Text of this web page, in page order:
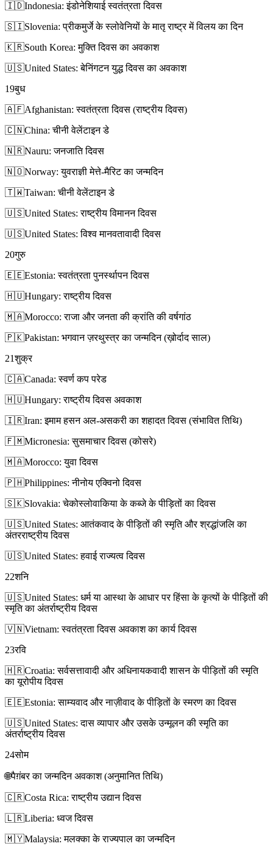
🇮🇩Indonesia: इंडोनेशियाई स्वतंत्रता दिवस
🇸🇮Slovenia: प्रीकमुर्जे के स्लोवेनियों के मातृ राष्ट्र में विलय का दिन
🇰🇷South Korea: मुक्ति दिवस का अवकाश
🇺🇸United States: बेनिंगटन युद्ध दिवस का अवकाश
19बुध
🇦🇫Afghanistan: स्वतंत्रता दिवस (राष्ट्रीय दिवस)
🇨🇳China: चीनी वेलेंटाइन डे
🇳🇷Nauru: जनजाति दिवस
🇳🇴Norway: युवराज्ञी मेत्ते-मैरिट का जन्मदिन
🇹🇼Taiwan: चीनी वेलेंटाइन डे
🇺🇸United States: राष्ट्रीय विमानन दिवस
🇺🇸United States: विश्व मानवतावादी दिवस
20गुरु
🇪🇪Estonia: स्वतंत्रता पुनर्स्थापन दिवस
🇭🇺Hungary: राष्ट्रीय दिवस
🇲🇦Morocco: राजा और जनता की क्रांति की वर्षगांठ
🇵🇰Pakistan: भगवान ज़रथुस्त्र का जन्मदिन (ख़ोर्दाद साल)
21शुक्र
🇨🇦Canada: स्वर्ण कप परेड
🇭🇺Hungary: राष्ट्रीय दिवस अवकाश
🇮🇷Iran: इमाम हसन अल-असकरी का शहादत दिवस (संभावित तिथि)
🇫🇲Micronesia: सुसमाचार दिवस (कोसरे)
🇲🇦Morocco: युवा दिवस
🇵🇭Philippines: नीनोय एक्विनो दिवस
🇸🇰Slovakia: चेकोस्लोवाकिया के कब्जे के पीड़ितों का दिवस
🇺🇸United States: आतंकवाद के पीड़ितों की स्मृति और श्रद्धांजलि का
अंतरराष्ट्रीय दिवस
🇺🇸United States: हवाई राज्यत्व दिवस
22शनि
🇺🇸United States: धर्म या आस्था के आधार पर हिंसा के कृत्यों के पीड़ितों की
स्मृति का अंतर्राष्ट्रीय दिवस
🇻🇳Vietnam: स्वतंत्रता दिवस अवकाश का कार्य दिवस
23रवि
🇭🇷Croatia: सर्वसत्तावादी और अधिनायकवादी शासन के पीड़ितों की स्मृति
का यूरोपीय दिवस
🇪🇪Estonia: साम्यवाद और नाज़ीवाद के पीड़ितों के स्मरण का दिवस
🇺🇸United States: दास व्यापार और उसके उन्मूलन की स्मृति का
अंतर्राष्ट्रीय दिवस
24सोम
🌐पैग़ंबर का जन्मदिन अवकाश (अनुमानित तिथि)
🇨🇷Costa Rica: राष्ट्रीय उद्यान दिवस
🇱🇷Liberia: ध्वज दिवस
🇲🇾Malaysia: मलक्का के राज्यपाल का जन्मदिन